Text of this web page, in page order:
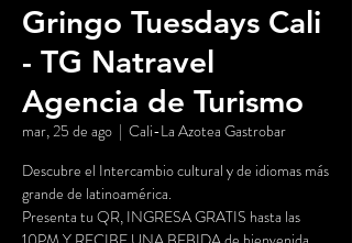
Gringo Tuesdays Cali
- TG Natravel
Agencia de Turismo
mar, 25 de ago
  |
Cali-La Azotea Gastrobar
Descubre el Intercambio cultural y de idiomas más
grande de latinoamérica.
Presenta tu QR, INGRESA GRATIS hasta las